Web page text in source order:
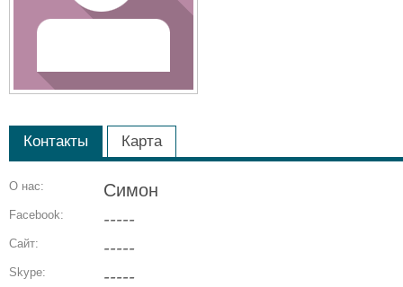
Контакты Карта
О нас: Симон
Facebook: -----
Сайт: -----
Skype: -----